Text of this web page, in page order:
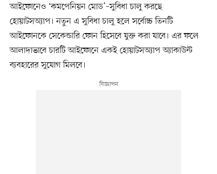
আইফোনেও ‘কমপেনিয়ন মোড’–সুবিধা চালু করছে
হোয়াটসঅ্যাপ। নতুন এ সুবিধা চালু হলে সর্বোচ্চ তিনটি
আইফোনকে সেকেন্ডারি ফোন হিসেবে যুক্ত করা যাবে। এর ফলে
আলাদাভাবে চারটি আইফোনে একই হোয়াটসঅ্যাপ অ্যাকাউন্ট
ব্যবহারের সুযোগ মিলবে।